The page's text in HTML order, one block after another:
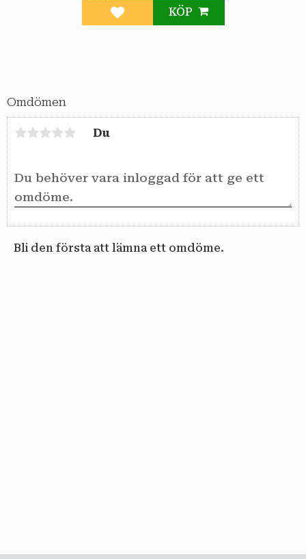
Omdömen
Du
Bli den första att lämna ett omdöme.
Lägg till i favoriter
KÖP